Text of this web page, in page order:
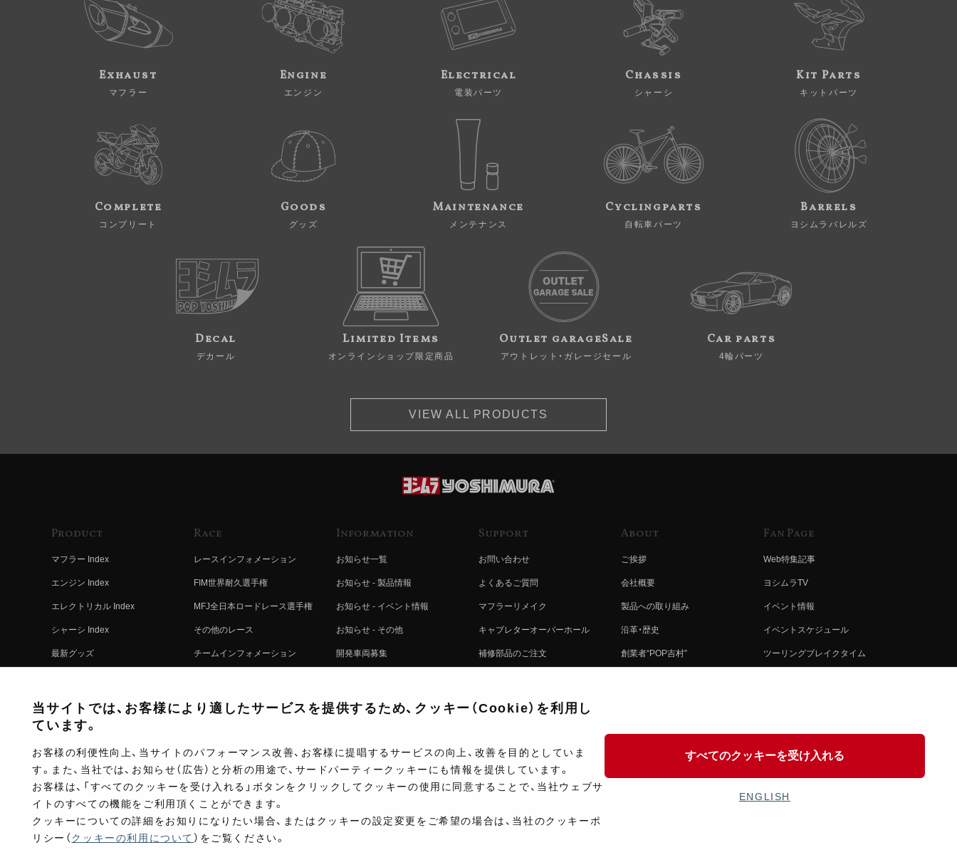
Exhaust
マフラー
Engine
エンジン
Electrical
電装パーツ
Chassis
シャーシ
Kit Parts
キットパーツ
Complete
コンプリート
Goods
グッズ
Maintenance
メンテナンス
Cyclingparts
自転車パーツ
Barrels
ヨシムラバレルズ
Decal
デカール
Limited Items
オンラインショップ限定商品
Outlet garageSale
アウトレット・ガレージセール
Car parts
4輪パーツ
VIEW ALL PRODUCTS
Product
マフラー Index
エンジン Index
エレクトリカル Index
シャーシ Index
最新グッズ
コンプリート
Race
レースインフォメーション
FIM世界耐久選手権
MFJ全日本ロードレース選手権
その他のレース
チームインフォメーション
レースムービー
Information
お知らせ一覧
お知らせ - 製品情報
お知らせ - イベント情報
お知らせ - その他
開発車両募集
注文方法
Support
お問い合わせ
よくあるご質問
マフラーリメイク
キャブレターオーバーホール
補修部品のご注文
製品に関する重要なお知らせ
ポイントについて
ショップ情報
製品マニュアル検索
About
ご挨拶
会社概要
製品への取り組み
沿革・歴史
創業者“POP吉村”
Fan Page
Web特集記事
ヨシムラTV
イベント情報
イベントスケジュール
ツーリングブレイクタイム
当サイトでは、お客様により適したサービスを提供するため、クッキー（Cookie）を利用し
ています。
お客様の利便性向上、当サイトのパフォーマンス改善、お客様に提唱するサービスの向上、改善を目的としていま
す。また、当社では、お知らせ（広告）と分析の用途で、サードパーティークッキーにも情報を提供しています。
お客様は、「すべてのクッキーを受け入れる」ボタンをクリックしてクッキーの使用に同意することで、当社ウェブサ
イトのすべての機能をご利用頂くことができます。
クッキーについての詳細をお知りになりたい場合、またはクッキーの設定変更をご希望の場合は、当社のクッキーポ
リシー（クッキーの利用について ）をご覧ください。
すべてのクッキーを受け入れる
ENGLISH